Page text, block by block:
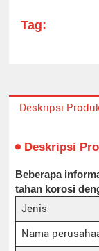
Tag:
Deskripsi
Deskripsi
Beberapa
tahan korosi
Jenis
Nama